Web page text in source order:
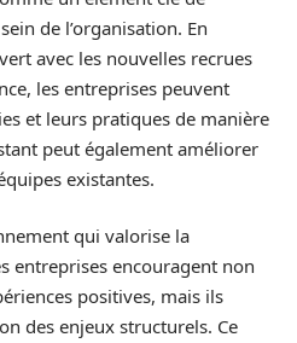
de l’organisation. En
avec les nouvelles recrues
les entreprises peuvent
et leurs pratiques de manière
peut également améliorer
existantes.
qui valorise la
entreprises encouragent non
positives, mais ils
des enjeux structurels. Ce